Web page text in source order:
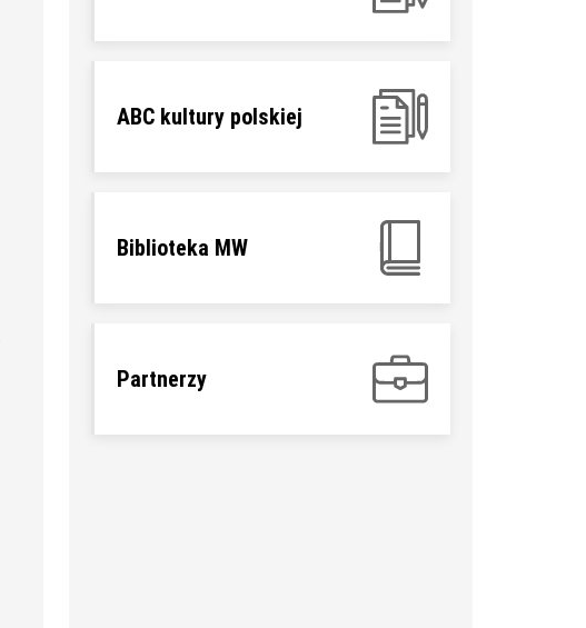
ABC kultury polskiej
Biblioteka MW
Partnerzy